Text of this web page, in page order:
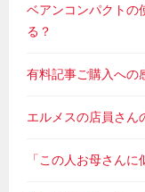
ベアンコンパクトの
る？
有料記事ご購入への
エルメスの店員さん
「この人お母さんに